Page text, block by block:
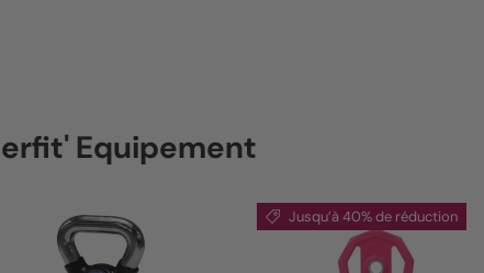
Equipement
Jusqu’à 40% de réduction